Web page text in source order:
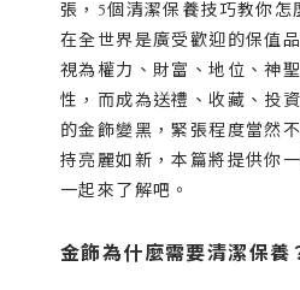
張，5個清潔保養技巧教你
在全世界是廣受歡迎的保值
視為權力、財富、地位、神
性，而成為送禮、收藏、投
的金飾變黑，緊張程度當然
持亮麗如新，本篇將提供你
一起來了解吧。
金飾為什麼需要清潔保養